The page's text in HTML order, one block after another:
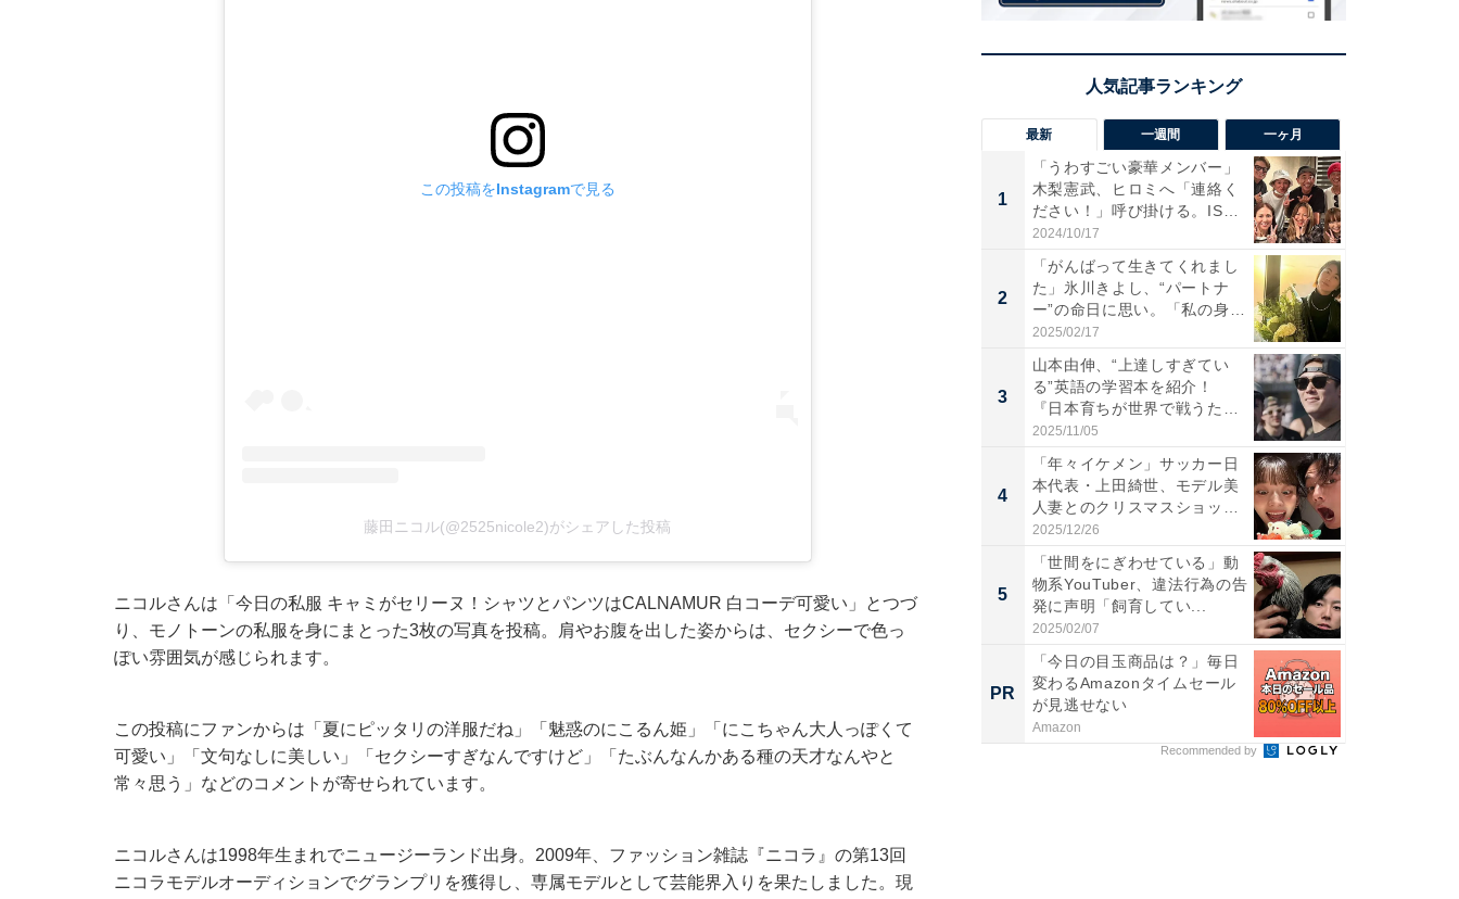
この投稿をInstagramで見る
藤田ニコル(@2525nicole2)がシェアした投稿
ニコルさんは「今日の私服 キャミがセリーヌ！シャツとパンツはCALNAMUR 白コーデ可愛い」とつづ
り、モノトーンの私服を身にまとった3枚の写真を投稿。肩やお腹を出した姿からは、セクシーで色っ
ぽい雰囲気が感じられます。
この投稿にファンからは「夏にピッタリの洋服だね」「魅惑のにこるん姫」「にこちゃん大人っぽくて
可愛い」「文句なしに美しい」「セクシーすぎなんですけど」「たぶんなんかある種の天才なんやと
常々思う」などのコメントが寄せられています。
ニコルさんは1998年生まれでニュージーランド出身。2009年、ファッション雑誌『ニコラ』の第13回
ニコラモデルオーディションでグランプリを獲得し、専属モデルとして芸能界入りを果たしました。現
最新 一週間 一ヶ月
1
「うわすごい豪華メンバー」
木梨憲武、ヒロミへ「連絡く
ださい！」呼び掛ける。IS
S...
2024/10/17
2
「がんばって生きてくれまし
た」氷川きよし、“パートナ
ー”の命日に思い。「私の身
体...
2025/02/17
3
山本由伸、“上達しすぎてい
る”英語の学習本を紹介！
『日本育ちが世界で戦うため
の...
2025/11/05
4
「年々イケメン」サッカー日
本代表・上田綺世、モデル美
人妻とのクリスマスショット
に...
2025/12/26
5
「世間をにぎわせている」動
物系YouTuber、違法行為の告
発に声明「飼育してい...
2025/02/07
PR
「今日の目玉商品は？」毎日
変わるAmazonタイムセール
が見逃せない
Amazon
Recommended by